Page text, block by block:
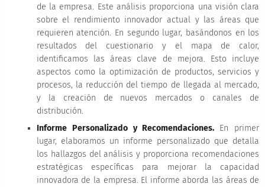
de la empresa. Este análisis proporciona una visión clara
sobre el rendimiento innovador actual y las áreas que
requieren atención. En segundo lugar, basándonos en los
resultados del cuestionario y el mapa de calor,
identificamos las áreas clave de mejora. Esto incluye
aspectos como la optimización de productos, servicios y
procesos, la reducción del tiempo de llegada al mercado,
y la creación de nuevos mercados o canales de
distribución.
Informe Personalizado y Recomendaciones. En primer
lugar, elaboramos un informe personalizado que detalla
los hallazgos del análisis y proporciona recomendaciones
estratégicas específicas para mejorar la capacidad
innovadora de la empresa. El informe aborda las áreas de